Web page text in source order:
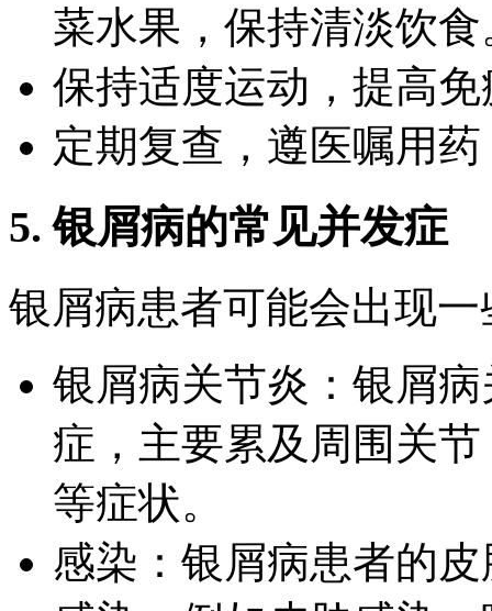
菜水果，保持清淡饮食
保持适度运动，提高
定期复查，遵医嘱用
5. 银屑病的常见并发症
银屑病患者可能会出现
银屑病关节炎：银屑
症，主要累及周围关
等症状。
感染：银屑病患者的